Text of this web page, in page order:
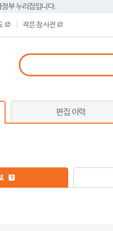
부 누리집입니다.
작은 창 사전
편집 이력